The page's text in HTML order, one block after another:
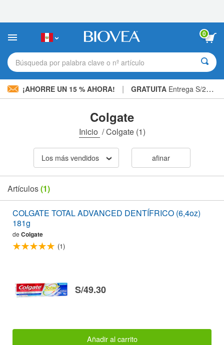
sitio
incluye
sistema
de
0
Búsqueda por palabra clave o nº artículo
¡AHORRE UN 15 % AHORA! | GRATUITA Entrega S/234.00 »
Colgate
Inicio /Colgate(1)
Los más vendidos afinar
Artículos(1)
COLGATE TOTAL ADVANCED DENTÍFRICO (6,4oz)
181g
de Colgate
(1)
S/49.30
Añadir al carrito